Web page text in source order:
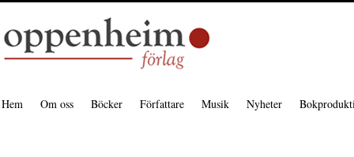
Hem Om oss Böcker Författare Musik Nyheter